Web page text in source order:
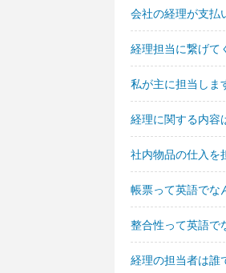
会社の経理が支払
経理担当に繋げて
私が主に担当しま
経理に関する内容
社内物品の仕入を
帳票って英語でな
整合性って英語で
経理の担当者は誰